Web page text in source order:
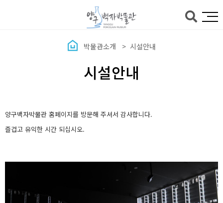
박물관소개 시설안내
시설안내
양구백자박물관 홈페이지를 방문해 주셔서 감사합니다.
즐겁고 유익한 시간 되십시오.